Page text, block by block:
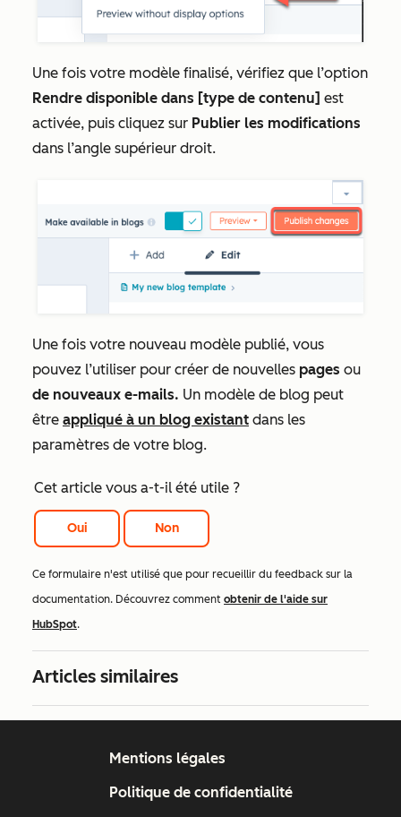
Une fois votre modèle finalisé, vérifiez que l’option
Rendre disponible dans [type de contenu] est
activée, puis cliquez sur Publier les modifications
dans l’angle supérieur droit.
Une fois votre nouveau modèle publié, vous
pouvez l’utiliser pour créer de nouvelles pages ou
de nouveaux e-mails. Un modèle de blog peut
être appliqué à un blog existant dans les
paramètres de votre blog.
Cet article vous a-t-il été utile ?
Oui Non
Ce formulaire n'est utilisé que pour recueillir du feedback sur la
documentation. Découvrez comment obtenir de l'aide sur
HubSpot.
Articles similaires
Mentions légales
Politique de confidentialité